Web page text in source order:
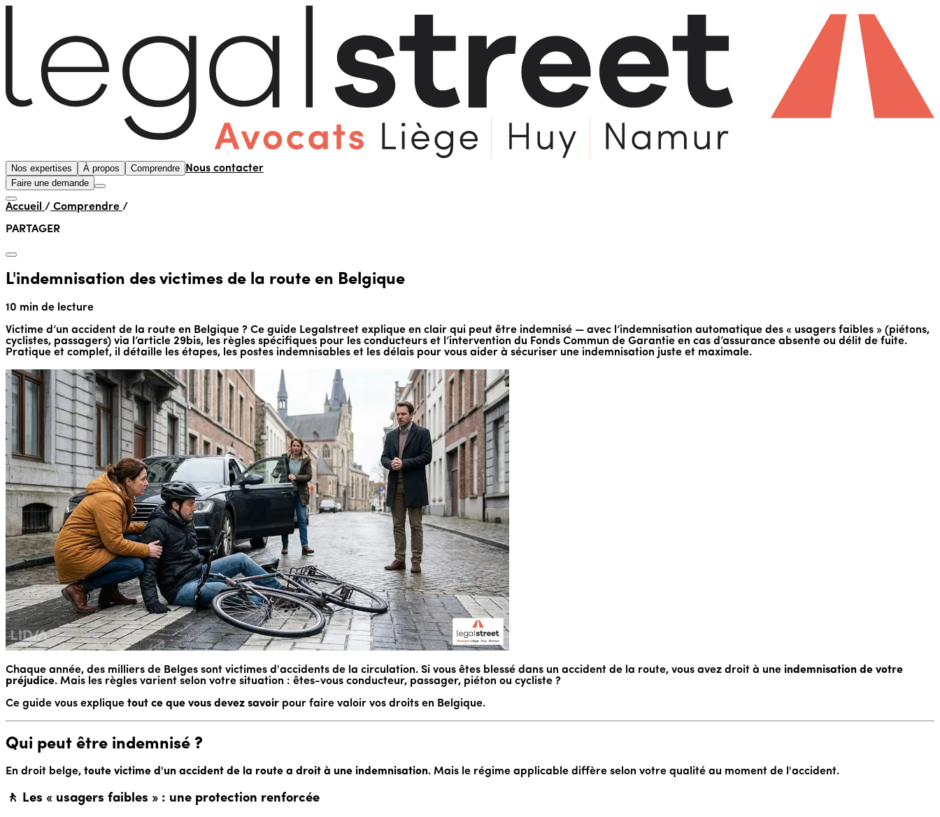
Nos expertises À propos Comprendre Nous contacter
Faire une demande
Accueil / Comprendre /
PARTAGER
L'indemnisation des victimes de la route en Belgique
10 min de lecture
Victime d’un accident de la route en Belgique ? Ce guide Legalstreet explique en clair qui peut être indemnisé — avec l’indemnisation automatique des « usagers faibles » (piétons,
cyclistes, passagers) via l’article 29bis, les règles spécifiques pour les conducteurs et l’intervention du Fonds Commun de Garantie en cas d’assurance absente ou délit de fuite.
Pratique et complet, il détaille les étapes, les postes indemnisables et les délais pour vous aider à sécuriser une indemnisation juste et maximale.
Chaque année, des milliers de Belges sont victimes d'accidents de la circulation. Si vous êtes blessé dans un accident de la route, vous avez droit à une indemnisation de votre
préjudice. Mais les règles varient selon votre situation : êtes-vous conducteur, passager, piéton ou cycliste ?
Ce guide vous explique tout ce que vous devez savoir pour faire valoir vos droits en Belgique.
Qui peut être indemnisé ?
En droit belge, toute victime d'un accident de la route a droit à une indemnisation. Mais le régime applicable diffère selon votre qualité au moment de l'accident.
🚶 Les « usagers faibles » : une protection renforcée